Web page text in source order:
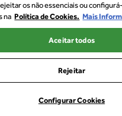
CARRINHO
CNPJ: 68.310.408/0003-65
BRAZIL COMERCIO, IMPORTAÇÕES E
os não essenciais ou
na Política de Cookies. Mais
Configurar Cookies
Rejeitar
Aceitar todos